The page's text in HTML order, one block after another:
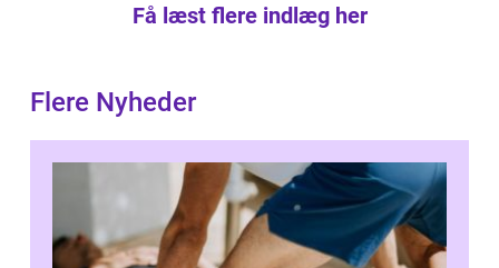
Få læst flere indlæg her
Flere Nyheder